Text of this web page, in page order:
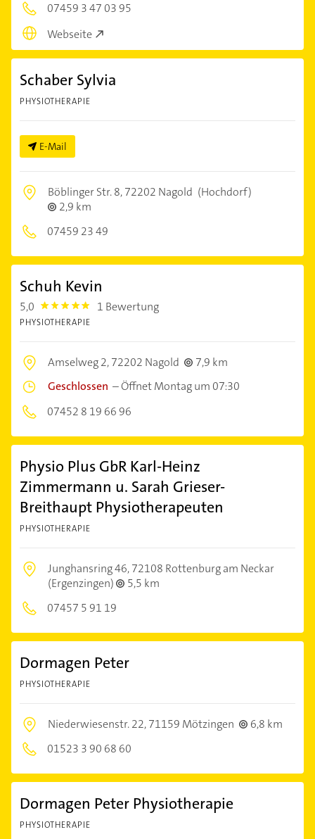
07459 3 47 03 95
Webseite
Schaber Sylvia
PHYSIOTHERAPIE
E-Mail
Böblinger Str. 8,72202 Nagold (Hochdorf)
2,9 km
07459 23 49
Schuh Kevin
5,0 5.0 1 Bewertung
PHYSIOTHERAPIE
Amselweg 2,72202 Nagold
7,9 km
Geschlossen –Öffnet Montag um 07:30
07452 8 19 66 96
Physio Plus GbR Karl-Heinz
Zimmermann u. Sarah Grieser-
Breithaupt Physiotherapeuten
PHYSIOTHERAPIE
Junghansring 46,72108 Rottenburg am Neckar
(Ergenzingen)
5,5 km
07457 5 91 19
Dormagen Peter
PHYSIOTHERAPIE
Niederwiesenstr. 22,71159 Mötzingen
6,8 km
01523 3 90 68 60
Dormagen Peter Physiotherapie
PHYSIOTHERAPIE